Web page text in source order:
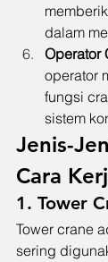
dalam
Operator
operator
fungsi
sistem
Jenis-
Cara
1. Tower
Tower crane
sering